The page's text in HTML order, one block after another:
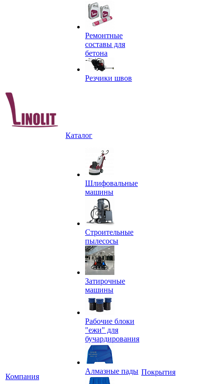
Ремонтные
составы для
бетона
Резчики швов
Компания
Каталог
Шлифовальные
машины
Строительные
пылесосы
Затирочные
машины
Рабочие блоки
"ежи" для
бучардирования
Алмазные пады Покрытия